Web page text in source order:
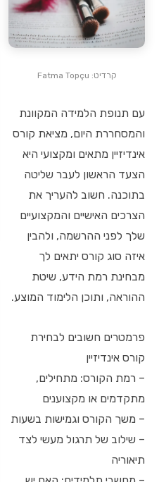
קרדיט: Fatma Topçu
עם תנופת הלמידה המקוונת
והמסחררת היום, מציאת קורס
אינדיזיין מתאים ומקצועי היא
הצעד הראשון לעבר שליטה
בתוכנה. חשוב להעריך את
הצרכים האישיים והמקצועיים
שלך לפני ההרשמה, ולהבין
איזה סוג קורס יתאים לך
מבחינת רמת הידע, שיטת
ההוראה, ותוכן הלימוד המוצע.
פרמטרים חשובים לבחירת
קורס אינדיזיין
– רמת הקורס: מתחילים,
מתקדמים או מקצוענים
– משך הקורס וגמישות בשעות
– שילוב של תרגול מעשי לצד
תיאוריה